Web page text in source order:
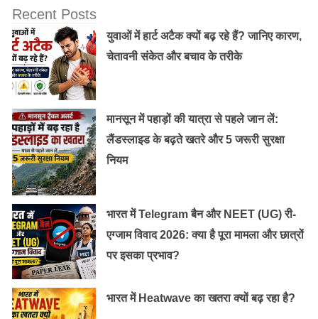
Recent Posts
युवाओं में हार्ट अटैक क्यों बढ़ रहे हैं? जानिए कारण,
चेतावनी संकेत और बचाव के तरीके
मानसून में पहाड़ों की यात्रा से पहले जान लें:
लैंडस्लाइड के बढ़ते खतरे और 5 जरूरी सुरक्षा
नियम
भारत में Telegram बैन और NEET (UG) री-
एग्जाम विवाद 2026: क्या है पूरा मामला और छात्रों
पर इसका प्रभाव?
भारत में Heatwave का खतरा क्यों बढ़ रहा है?